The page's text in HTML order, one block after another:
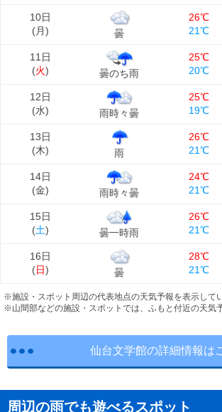
10日
(月) 曇
26℃
21℃
11日
(火) 曇のち雨
25℃
20℃
12日
(水) 雨時々曇
25℃
19℃
13日
(木) 雨
26℃
21℃
14日
(金) 雨時々曇
24℃
21℃
15日
(土) 曇一時雨
26℃
21℃
16日
(日) 曇
28℃
21℃
※施設・スポット周辺の代表地点の天気予報を表示してい
※山間部などの施設・スポットでは、ふもと付近の天気
仙台文学館の詳細情報は
周辺の雨でも遊べるスポット